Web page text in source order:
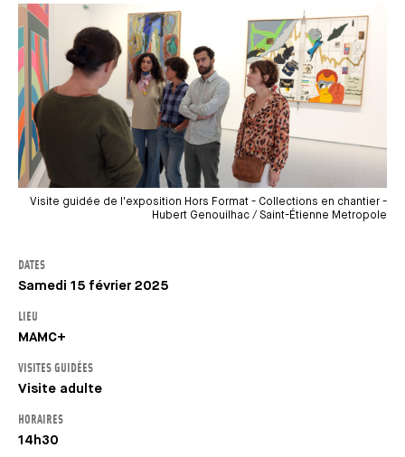
Visite guidée de l'exposition Hors Format - Collections en chantier -
Hubert Genouilhac / Saint-Étienne Metropole
DATES
Samedi 15 février 2025
LIEU
MAMC+
VISITES GUIDÉES
Visite adulte
HORAIRES
14h30